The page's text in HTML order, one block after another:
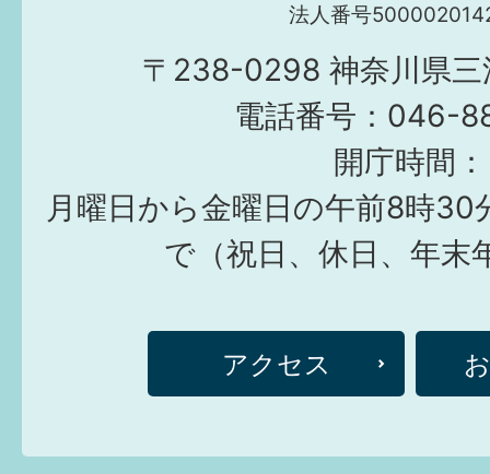
法人番号
〒238-0298 神奈川県三
電話番号：046-
開庁時間：
月曜日から金曜日の午前8時30
で（祝日、休日、年末
アクセス